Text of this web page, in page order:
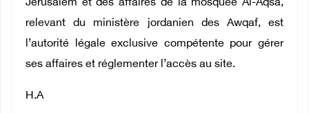
Jérusalem et des affaires de la mosquée Al-Aqsa,
relevant du ministère jordanien des Awqaf, est
l’autorité légale exclusive compétente pour gérer
ses affaires et réglementer l’accès au site.
H.A